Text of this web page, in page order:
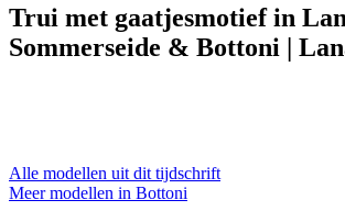
Trui met gaatjesmotief in
Sommerseide & Bottoni |
Alle modellen uit dit tijdschrift
Meer modellen in Bottoni